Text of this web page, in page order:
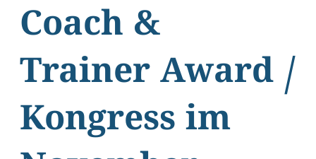
Coach &
Trainer Award /
Kongress im